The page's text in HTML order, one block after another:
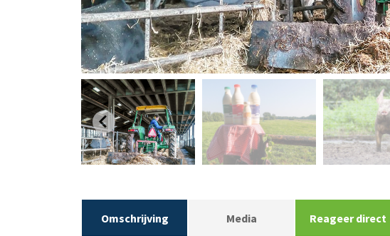
Omschrijving Media Reageer direct